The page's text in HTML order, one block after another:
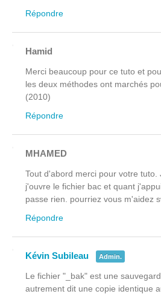
Répondre
Hamid
Merci beaucoup pour ce tuto et
les deux méthodes ont marchés
(2010)
Répondre
MHAMED
Tout d'abord merci pour votre tuto.
j'ouvre le fichier bac et quant
passe rien. pourriez vous m'aidez
Répondre
Kévin Subileau Admin.
Le fichier "_bak" est une
autrement dit une copie identique